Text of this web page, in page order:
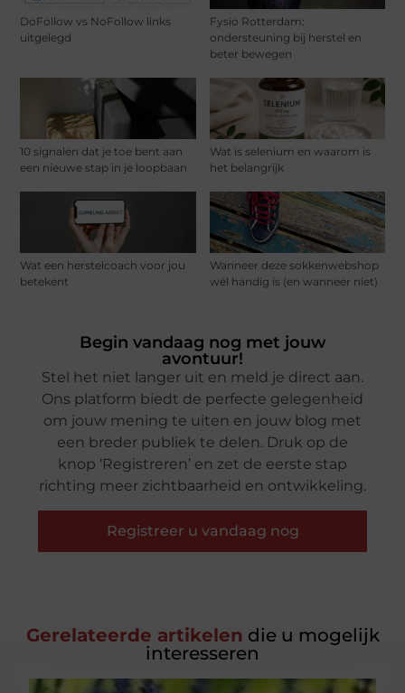
DoFollow vs NoFollow links
uitgelegd
Fysio Rotterdam:
ondersteuning bij herstel en
beter bewegen
10 signalen dat je toe bent aan
een nieuwe stap in je loopbaan
Wat is selenium en waarom is
het belangrijk
Wat een herstelcoach voor jou
betekent
Wanneer deze sokkenwebshop
wél handig is (en wanneer niet)
Begin vandaag nog met jouw
avontuur!
Stel het niet langer uit en meld je direct aan.
Ons platform biedt de perfecte gelegenheid
om jouw mening te uiten en jouw blog met
een breder publiek te delen. Druk op de
knop ‘Registreren’ en zet de eerste stap
richting meer zichtbaarheid en ontwikkeling.
Registreer u vandaag nog
Gerelateerde artikelen die u mogelijk
interesseren